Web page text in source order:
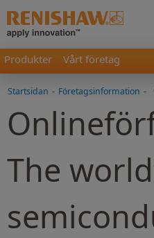
Produkter Vårt företag
Startsidan - Företagsinformation -
The